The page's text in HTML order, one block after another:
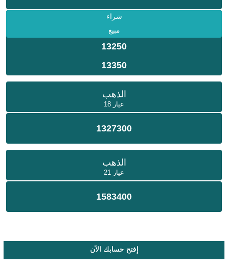
شراء
مبيع
13250
13350
الذهب
عيار 18
1327300
الذهب
عيار 21
1583400
إفتح حسابك الآن